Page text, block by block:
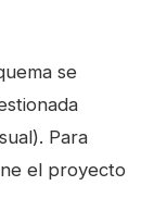
se
Para
el proyecto